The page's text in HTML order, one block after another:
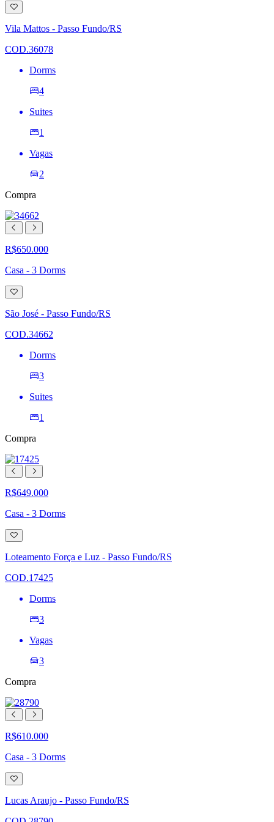
Adicionar
à
lista
de
Vila Mattos - Passo Fundo/RS
COD.36078
Dorms
4
Suites
1
Vagas
2
Compra
R$650.000
Casa - 3 Dorms
Adicionar
à
lista
de
São José - Passo Fundo/RS
COD.34662
Dorms
3
Suites
1
Compra
R$649.000
Casa - 3 Dorms
Adicionar
à
lista
de
Loteamento Força e Luz - Passo Fundo/RS
COD.17425
Dorms
3
Vagas
3
Compra
R$610.000
Casa - 3 Dorms
Adicionar
à
lista
de
Lucas Araujo - Passo Fundo/RS